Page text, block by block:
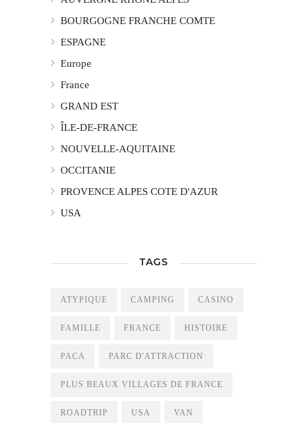
BOURGOGNE FRANCHE COMTE
ESPAGNE
Europe
France
GRAND EST
ÎLE-DE-FRANCE
NOUVELLE-AQUITAINE
OCCITANIE
PROVENCE ALPES COTE D'AZUR
USA
TAGS
ATYPIQUE CAMPING CASINO
FAMILLE FRANCE HISTOIRE
PACA PARC D'ATTRACTION
PLUS BEAUX VILLAGES DE FRANCE
ROADTRIP USA VAN